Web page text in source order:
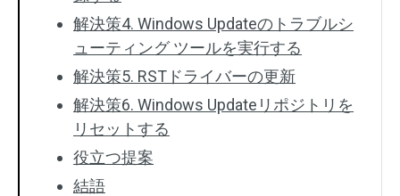
解決策4. Windows Updateのトラブルシ
ューティング ツールを実行する
解決策5. RSTドライバーの更新
解決策6. Windows Updateリポジトリを
リセットする
役立つ提案
結語